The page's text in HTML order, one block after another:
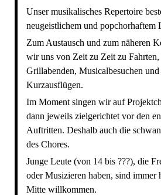
Unser musikalisches Repertoire
neugeistlichem und popchorhaftem
Zum Austausch und zum näheren
wir uns von Zeit zu Zeit zu Fahrten,
Grillabenden, Musicalbesuchen und
Kurzausflügen.
Im Moment singen wir auf
dann jeweils zielgerichtet vor den
Auftritten. Deshalb auch die
des Chores.
Junge Leute (von 14 bis ???), die
oder Musizieren haben, sind immer
Mitte willkommen.